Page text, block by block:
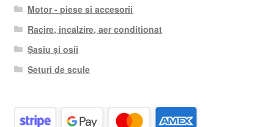
Motor - piese si accesorii
Racire, incalzire, aer conditionat
Șasiu și osii
Seturi de scule